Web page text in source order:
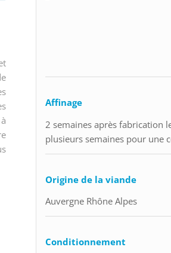
Affinage
2 semaines après fabrication
plusieurs semaines pour une
Origine de la viande
Auvergne Rhône Alpes
Conditionnement